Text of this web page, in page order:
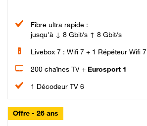
Fibre ultra rapide :
jusqu'à ↓ 8 Gbit/s ↑ 8 Gbit/s
Livebox 7 : Wifi 7 + 1 Répéteur Wifi 7
200 chaînes TV + Eurosport 1
1 Décodeur TV 6
Offre - 26 ans